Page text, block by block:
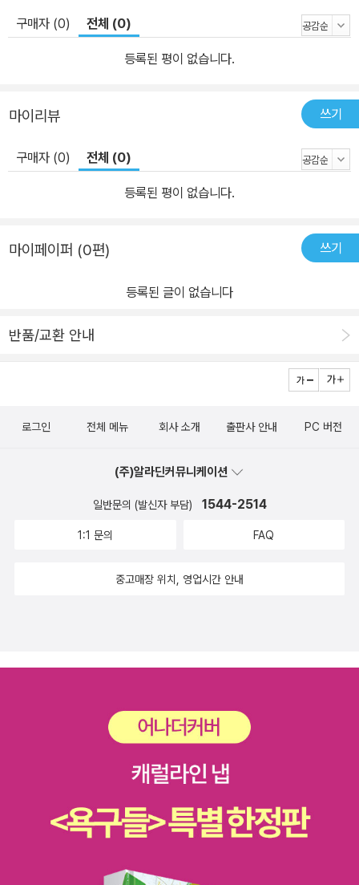
무엇인가? 그것은 기존의 자유민주주의나 권위주의와 어떻게 다른
가? 두 번째 글은 이런 질문에 답하는 것이다. “제2부: 제2기 후진타
오 체제와 중국정치”에서는 2007년 10월 중국공산당 제17차 전국
대) 제1차 회의를 통해 정식 출범한 후진타오 집권 2기를 분석한다.
제17차 당대회는 여러 가지 면에서 매우 중요한 사건이었다. 중국 정
치사상 최초로 시진핑(習近平)과 리커창(李克强)이라는 복수 권력
계승자가 등장했다. 또한 후진타오(胡錦濤)의 국정이념인 “조화사
회”(和諧社會) 건설론과 장쩌민(江澤民) 시대의 유산인 “과학적
중국 엘리트 정치에 새로운 변화가 나타남을 보여준다. 2부의 첫 번
째 글은 이를 분석한다. 두 번째 글에서는 이번 전국인대 회의를 통해
새롭게 선출된 국가지도자, 정치개혁(행정개혁), 그리고 국가정책을
책을 이해할 수 있을 것이다. “제3부: 중국외교의 새로운 시도”에서
후진타오 시대에 들어 중국이 본격적으로 추진하는 새로운 외교정책,
즉 소프트 파워(soft power) 전략을 분석한다. 경제력과 군사력 등
하드 파워(hard power) 면에서 중국은 이미 아시아 지역 강대국에
으로 발전하기 위해서는 하드 파워뿐만 아니라 소프트 파워도 갖추어
소프트 파워이다. 후진타오 시대에 들어 중국이 소프트 파워를 강화
하기 위한 외교정책을 적극 추진하는 것은 이 때문이다. 그래서 21세
한 분석이 필수적이다. 또한 군사?안보 면에서 세계 강대국화 과정에
미국이 동맹국들과 함께 중국의 부상을 저지하기 위해 군사협력을 강
될 수 있다. 중국은 이에 어떻게 대응하고 있는가? 두 번째 글은 이에
대한 대답을 제시하려고 노력한다. 제4부는 이 책의 결론에 해당한
능하게 한 네 가지 추동력(driving forces), 즉 엘리트 정치의 안정
근거하여 중국의 중장기(2030년) 발전전망과 그것이 한국에 주는
럼 경제성장을 이룩한 이후에 정치적 민주화를 달성하여 궁극적으로
구매자 (0) 전체 (0)
등록된 평이 없습니다.
마이리뷰 쓰기
구매자 (0) 전체 (0)
등록된 평이 없습니다.
마이페이퍼 (0편) 쓰기
등록된 글이 없습니다
반품/교환 안내
로그인 전체 메뉴 회사 소개 출판사 안내 PC 버전
(주)알라딘커뮤니케이션
일반문의 (발신자 부담) 1544-2514
1:1 문의 FAQ
중고매장 위치, 영업시간 안내